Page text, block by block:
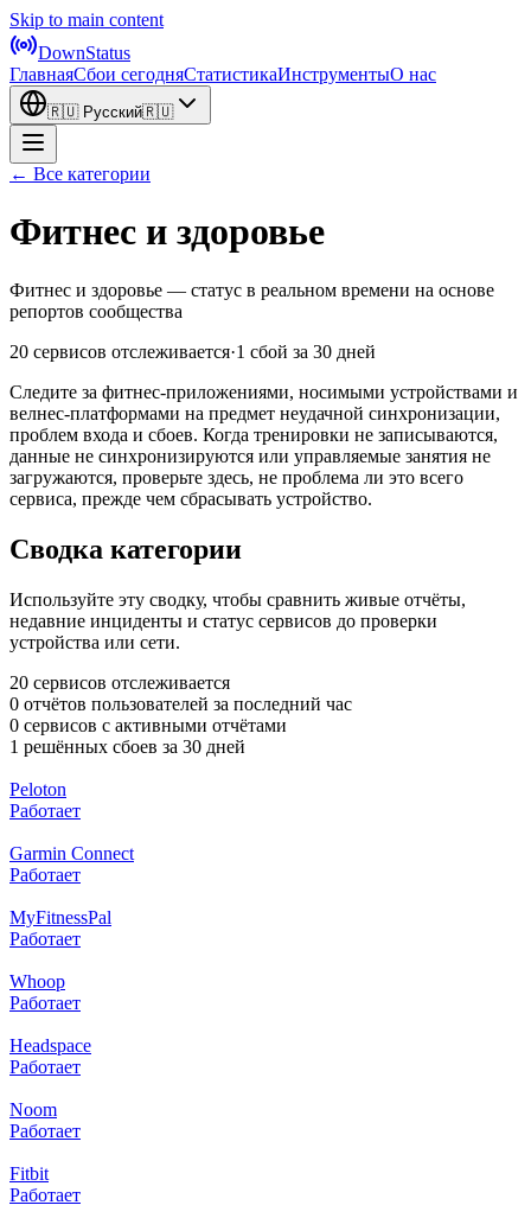
Skip to main content
DownStatus
ГлавнаяСбои сегодняСтатистикаИнструментыО нас
🇷🇺 Русский🇷🇺
← Все категории
Фитнес и здоровье
Фитнес и здоровье — статус в реальном времени на основе
репортов сообщества
20 сервисов отслеживается·1 сбой за 30 дней
Следите за фитнес-приложениями, носимыми устройствами и
велнес-платформами на предмет неудачной синхронизации,
проблем входа и сбоев. Когда тренировки не записываются,
данные не синхронизируются или управляемые занятия не
загружаются, проверьте здесь, не проблема ли это всего
сервиса, прежде чем сбрасывать устройство.
Сводка категории
Используйте эту сводку, чтобы сравнить живые отчёты,
недавние инциденты и статус сервисов до проверки
устройства или сети.
20 сервисов отслеживается
0 отчётов пользователей за последний час
0 сервисов с активными отчётами
1 решённых сбоев за 30 дней
Peloton
Работает
Garmin Connect
Работает
MyFitnessPal
Работает
Whoop
Работает
Headspace
Работает
Noom
Работает
Fitbit
Работает